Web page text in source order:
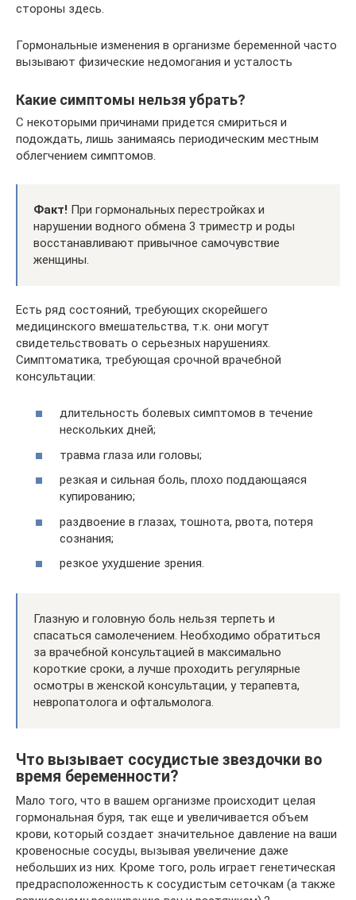
стороны здесь.
Гормональные изменения в организме беременной часто
вызывают физические недомогания и усталость
Какие симптомы нельзя убрать?
С некоторыми причинами придется смириться и
подождать, лишь занимаясь периодическим местным
облегчением симптомов.
Факт! При гормональных перестройках и
нарушении водного обмена 3 триместр и роды
восстанавливают привычное самочувствие
женщины.
Есть ряд состояний, требующих скорейшего
медицинского вмешательства, т.к. они могут
свидетельствовать о серьезных нарушениях.
Симптоматика, требующая срочной врачебной
консультации:
длительность болевых симптомов в течение
нескольких дней;
травма глаза или головы;
резкая и сильная боль, плохо поддающаяся
купированию;
раздвоение в глазах, тошнота, рвота, потеря
сознания;
резкое ухудшение зрения.
Глазную и головную боль нельзя терпеть и
спасаться самолечением. Необходимо обратиться
за врачебной консультацией в максимально
короткие сроки, а лучше проходить регулярные
осмотры в женской консультации, у терапевта,
невропатолога и офтальмолога.
Что вызывает сосудистые звездочки во
время беременности?
Мало того, что в вашем организме происходит целая
гормональная буря, так еще и увеличивается объем
крови, который создает значительное давление на ваши
кровеносные сосуды, вызывая увеличение даже
небольших из них. Кроме того, роль играет генетическая
предрасположенность к сосудистым сеточкам (а также